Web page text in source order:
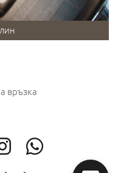
връзка